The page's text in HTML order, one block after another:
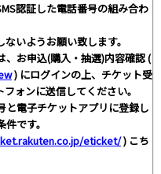
認証した電話番号の組み合わ
いようお願い致します。
お申込(購入・抽選)内容確認 (
) にログインの上、チケット受
ォンに送信してください。
電子チケットアプリに登録し
です。
eticket/) こち